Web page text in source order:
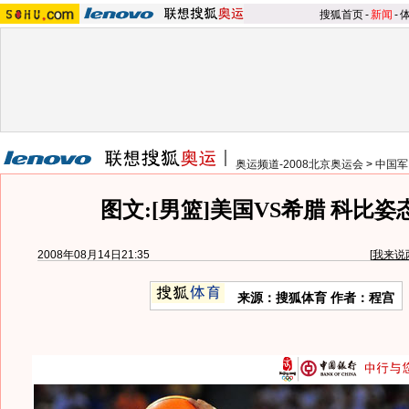
搜狐首页-新闻 -
奥运频道-2008北京奥运会 > 中国
图文:[男篮]美国VS希腊 科比姿
2008年08月14日21:35 [我来说
来源：搜狐体育 作者：程宫